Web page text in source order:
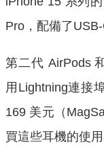
Pro，配備了
第二代 AirPods
用Lightning連接
169 美元（
買這些耳機的使